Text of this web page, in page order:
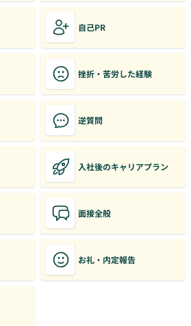
自己PR
挫折・苦労した経験
逆質問
入社後のキャリアプラン
面接全般
お礼・内定報告